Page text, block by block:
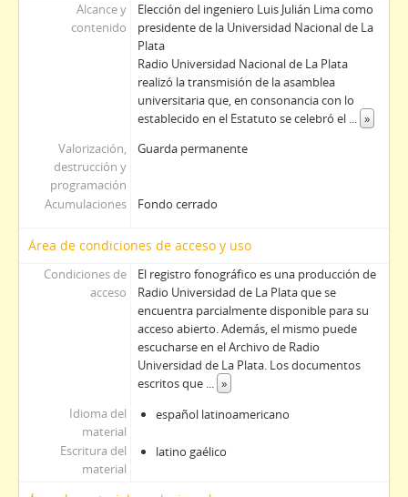
Alcance y
contenido
Elección del ingeniero Luis Julián Lima como
presidente de la Universidad Nacional de La
Plata
Radio Universidad Nacional de La Plata
realizó la transmisión de la asamblea
universitaria que, en consonancia con lo
establecido en el Estatuto se celebró el ... »
Valorización,
destrucción y
programación
Guarda permanente
Acumulaciones Fondo cerrado
Área de condiciones de acceso y uso
Condiciones de
acceso
El registro fonográfico es una producción de
Radio Universidad de La Plata que se
encuentra parcialmente disponible para su
acceso abierto. Además, el mismo puede
escucharse en el Archivo de Radio
Universidad de La Plata. Los documentos
escritos que ... »
Idioma del
material
español latinoamericano
Escritura del
material
latino gaélico